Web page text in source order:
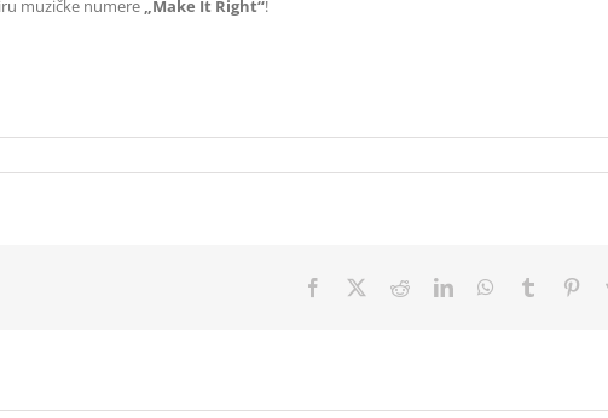
muzičke numere „Make It Right“!
Facebook RedditLinkedInWhatsApp
Tumblr